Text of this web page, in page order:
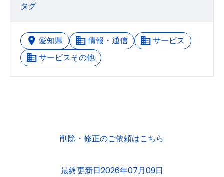
タグ
愛知県 情報・通信
サービス
サービスその他
削除・修正のご依頼はこちら
最終更新日2026年07月09日